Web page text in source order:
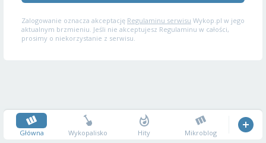
Zalogowanie oznacza akceptację Regulaminu serwisu Wykop.pl w jego
aktualnym brzmieniu. Jeśli nie akceptujesz Regulaminu w całości,
prosimy o niekorzystanie z serwisu.
Główna Wykopalisko Hity Mikroblog